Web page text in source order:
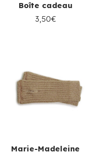
Boîte cadeau
3,50€
Marie-Madeleine